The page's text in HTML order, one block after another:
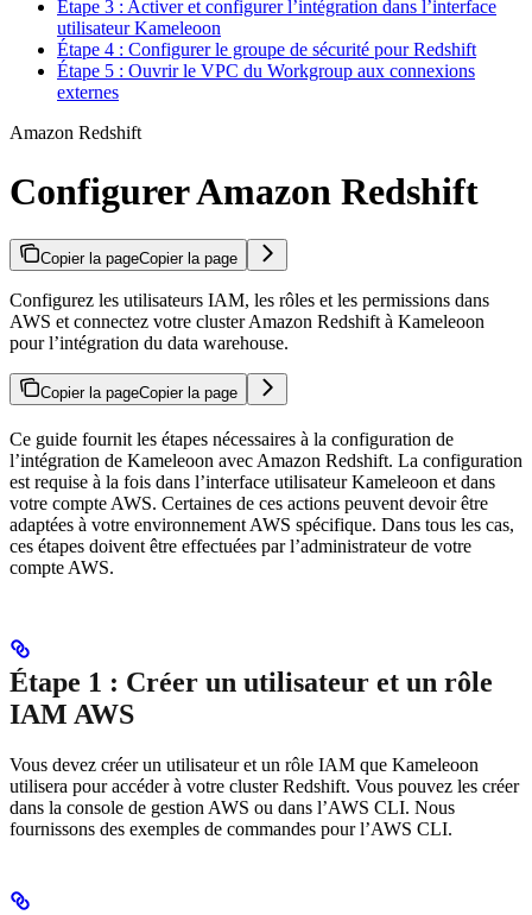
Étape 3 : Activer et configurer l’intégration dans l’interface
utilisateur Kameleoon
Étape 4 : Configurer le groupe de sécurité pour Redshift
Étape 5 : Ouvrir le VPC du Workgroup aux connexions
externes
Amazon Redshift
Configurer Amazon Redshift
Copier la pageCopier la page
Configurez les utilisateurs IAM, les rôles et les permissions dans
AWS et connectez votre cluster Amazon Redshift à Kameleoon
pour l’intégration du data warehouse.
Copier la pageCopier la page
Ce guide fournit les étapes nécessaires à la configuration de
l’intégration de Kameleoon avec Amazon Redshift. La configuration
est requise à la fois dans l’interface utilisateur Kameleoon et dans
votre compte AWS. Certaines de ces actions peuvent devoir être
adaptées à votre environnement AWS spécifique. Dans tous les cas,
ces étapes doivent être effectuées par l’administrateur de votre
compte AWS.
Étape 1 : Créer un utilisateur et un rôle
IAM AWS
Vous devez créer un utilisateur et un rôle IAM que Kameleoon
utilisera pour accéder à votre cluster Redshift. Vous pouvez les créer
dans la console de gestion AWS ou dans l’AWS CLI. Nous
fournissons des exemples de commandes pour l’AWS CLI.